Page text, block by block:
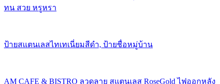
ทน สวย หรูหรา
ป้ายสแตนเลสไทเทเนี่ยมสีดำ, ป้ายชื่อหมู่บ้าน
AM CAFE & BISTRO ลวดลาย สแตนเลส RoseGold ไฟออกหลัง